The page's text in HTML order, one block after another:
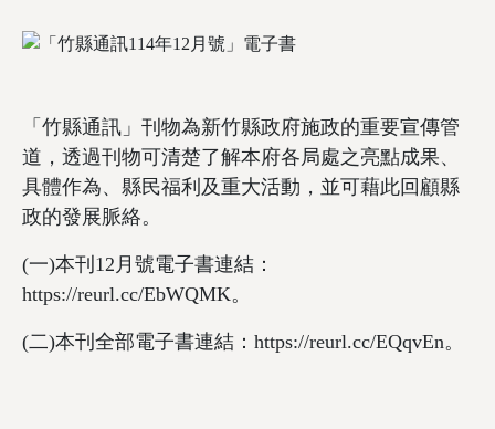
「竹縣通訊」刊物為新竹縣政府施政的重要宣傳管
道，透過刊物可清楚了解本府各局處之亮點成果、
具體作為、縣民福利及重大活動，並可藉此回顧縣
政的發展脈絡。
(一)本刊12月號電子書連結：
https://reurl.cc/EbWQMK。
(二)本刊全部電子書連結：https://reurl.cc/EQqvEn。